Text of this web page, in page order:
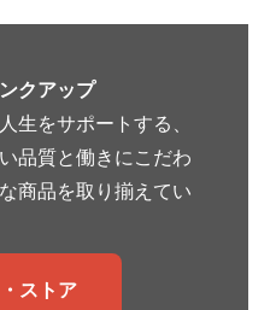
クアップ
生をサポートする、
品質と働きにこだわ
商品を取り揃えてい
ストア